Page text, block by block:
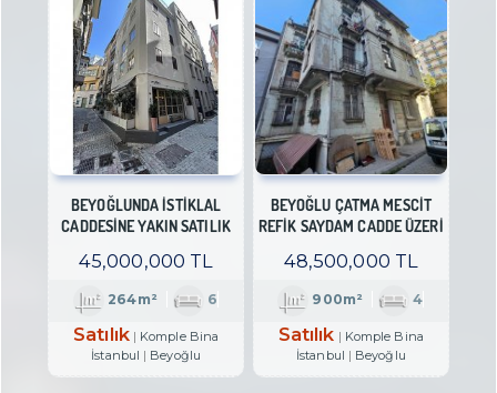
BEYOĞLUNDA ISTIKLAL
CADDESINE YAKIN SATILIK
45,000,000 TL
264m² 6
Satılık
Komple Bina
İstanbul
Beyoğlu
BEYOĞLU ÇATMA MESCIT
REFIK SAYDAM CADDE ÜZERI
48,500,000 TL
900m² 4
Satılık
Komple Bina
İstanbul
Beyoğlu